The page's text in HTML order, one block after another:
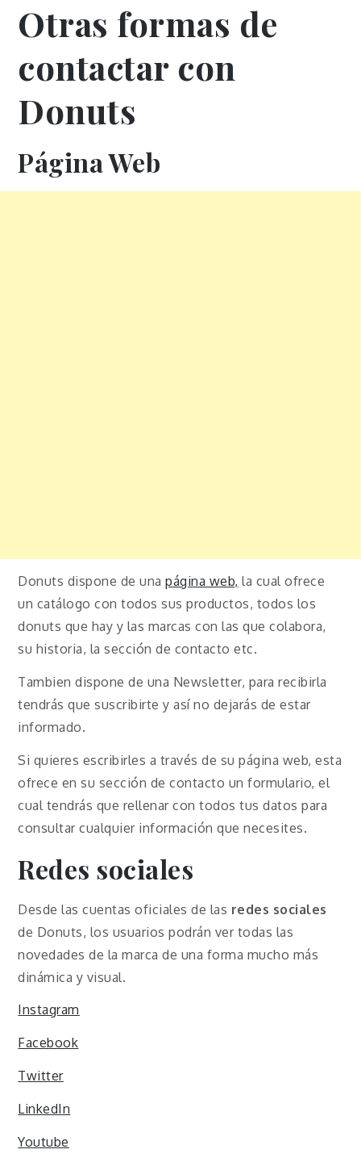
Otras formas de
contactar con
Donuts
Página Web
Donuts dispone de unapágina web, la cual ofrece
un catálogo con todos sus productos, todos los
donuts que hay y las marcas con las que colabora,
su historia, la sección de contacto etc.
Tambien dispone de una Newsletter, para recibirla
tendrás que suscribirte y así no dejarás de estar
informado.
Si quieres escribirles a través de su página web, esta
ofrece en su sección de contacto un formulario, el
cual tendrás que rellenar con todos tus datos para
consultar cualquier información que necesites.
Redes sociales
Desde las cuentas oficiales de las redes sociales
de Donuts, los usuarios podrán ver todas las
novedades de la marca de una forma mucho más
dinámica y visual.
Instagram
Facebook
Twitter
LinkedIn
Youtube